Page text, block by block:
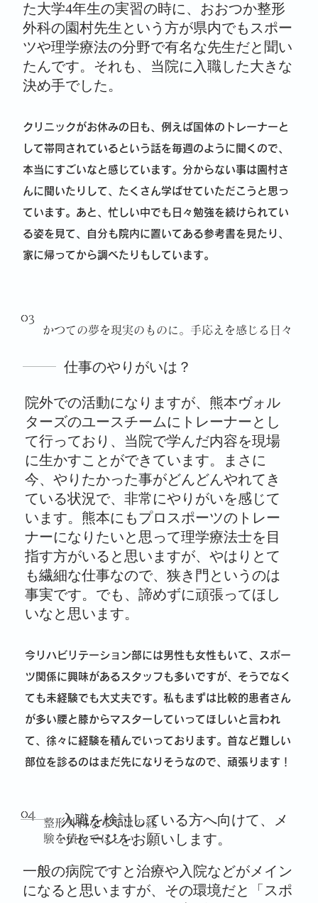
た大学4年生の実習の時に、おおつか整形
外科の園村先生という方が県内でもスポー
ツや理学療法の分野で有名な先生だと聞い
たんです。それも、当院に入職した大きな
決め手でした。
クリニックがお休みの日も、例えば国体のトレーナーと
して帯同されているという話を毎週のように聞くので、
本当にすごいなと感じています。分からない事は園村さ
んに聞いたりして、たくさん学ばせていただこうと思っ
ています。あと、忙しい中でも日々勉強を続けられてい
る姿を見て、自分も院内に置いてある参考書を見たり、
家に帰ってから調べたりもしています。
03
かつての夢を現実のものに。手応えを感じる日々
院外での活動になりますが、熊本ヴォル
ターズのユースチームにトレーナーとし
て行っており、当院で学んだ内容を現場
に生かすことができています。まさに
今、やりたかった事がどんどんやれてき
ている状況で、非常にやりがいを感じて
います。熊本にもプロスポーツのトレー
ナーになりたいと思って理学療法士を目
指す方がいると思いますが、やはりとて
も繊細な仕事なので、狭き門というのは
事実です。でも、諦めずに頑張ってほし
いなと思います。
今リハビリテーション部には男性も女性もいて、スポー
ツ関係に興味があるスタッフも多いですが、そうでなく
ても未経験でも大丈夫です。私もまずは比較的患者さん
が多い腰と膝からマスターしていってほしいと言われ
て、徐々に経験を積んでいっております。首など難しい
部位を診るのはまだ先になりそうなので、頑張ります！
仕事のやりがいは？
04
整形外科ならではの経
験を積んでほしい
入職を検討している方へ向けて、メ
ッセージをお願いします。
一般の病院ですと治療や入院などがメイン
になると思いますが、その環境だと「スポ